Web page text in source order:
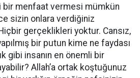
bir menfaat vermesi mümkün
sizin onlara verdiğiniz
gerçeklikleri yoktur. Cansız,
bir putun kime ne faydası
gibi insanın en önemli bir
Allah’a ortak koştuğunuz